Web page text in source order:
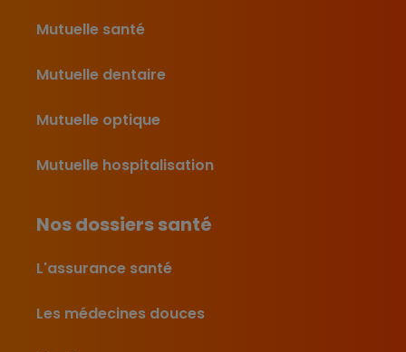
Mutuelle santé
Mutuelle dentaire
Mutuelle optique
Mutuelle hospitalisation
Nos dossiers santé
L'assurance santé
Les médecines douces